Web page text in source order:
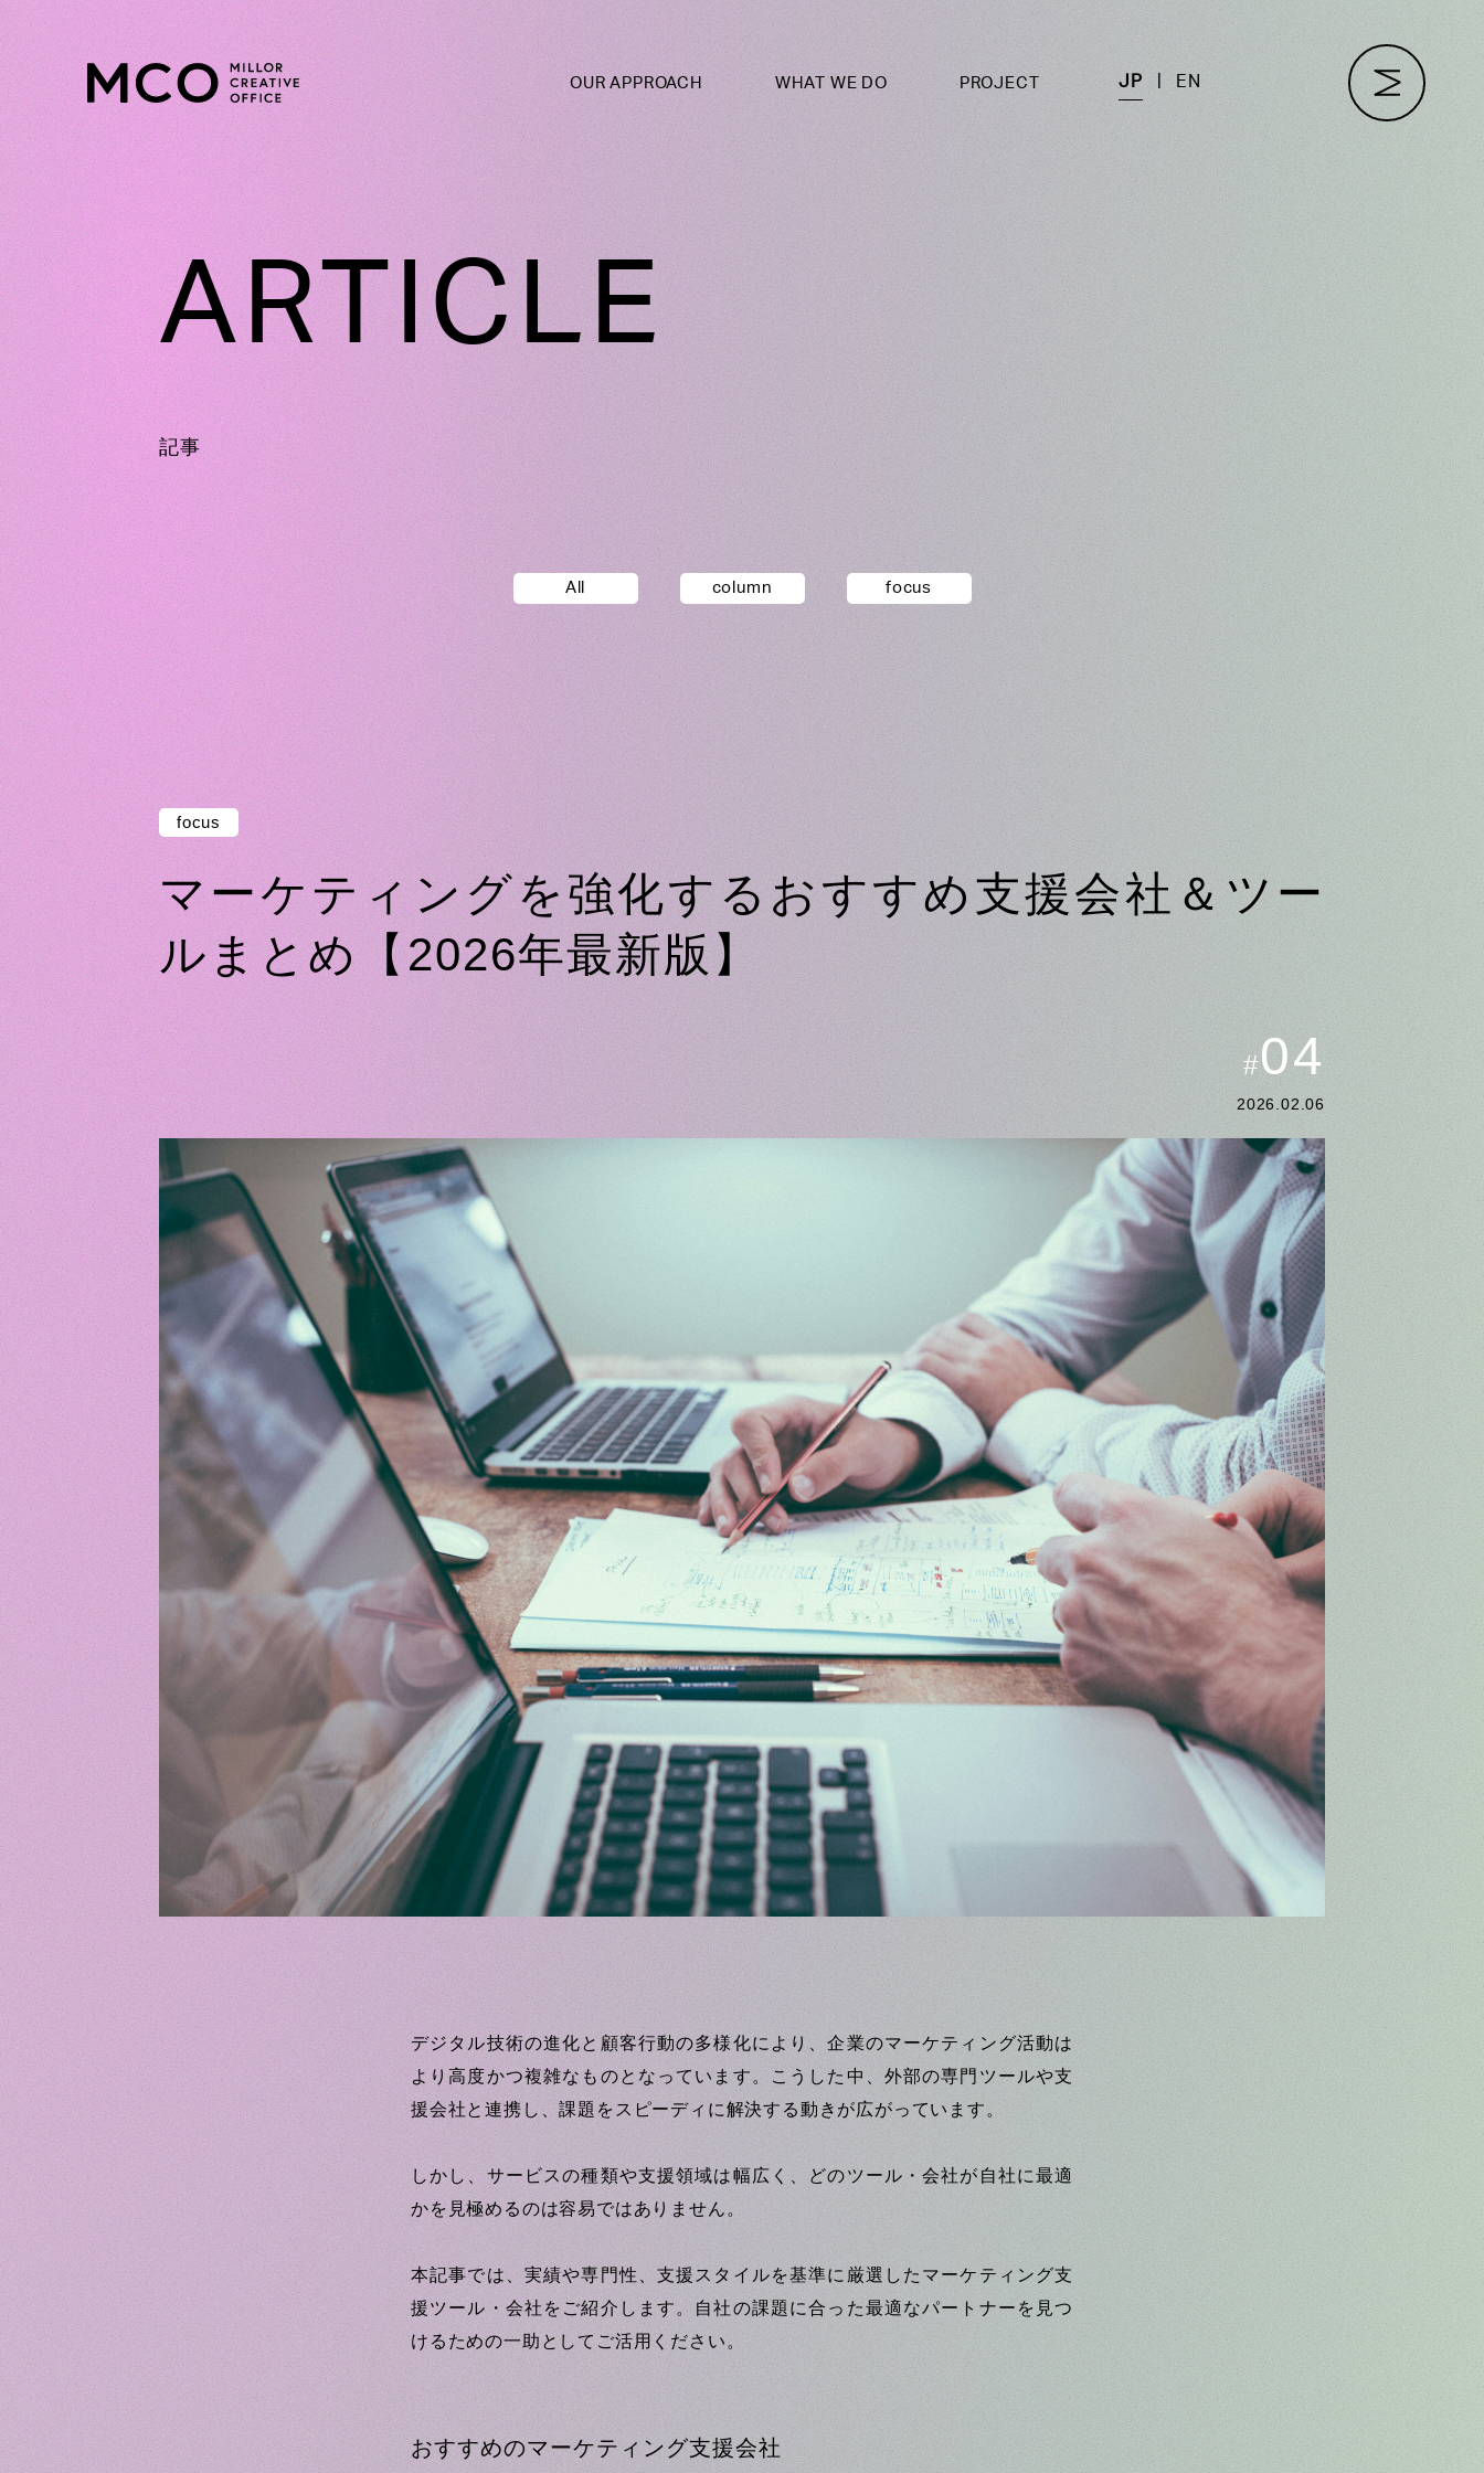
OUR APPROACH WHAT WE DO PROJECT JP EN
ARTICLE
記事
All column focus
focus
マーケティングを強化するおすすめ支援会社＆ツー
ルまとめ【2026年最新版】
#04
2026.02.06
デジタル技術の進化と顧客行動の多様化により、企業のマーケティング活動は
より高度かつ複雑なものとなっています。こうした中、外部の専門ツールや支
援会社と連携し、課題をスピーディに解決する動きが広がっています。
しかし、サービスの種類や支援領域は幅広く、どのツール・会社が自社に最適
かを見極めるのは容易ではありません。
本記事では、実績や専門性、支援スタイルを基準に厳選したマーケティング支
援ツール・会社をご紹介します。自社の課題に合った最適なパートナーを見つ
けるための一助としてご活用ください。
おすすめのマーケティング支援会社